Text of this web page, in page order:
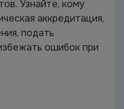
Узнайте, кому
аккредитация,
подать
ошибок при